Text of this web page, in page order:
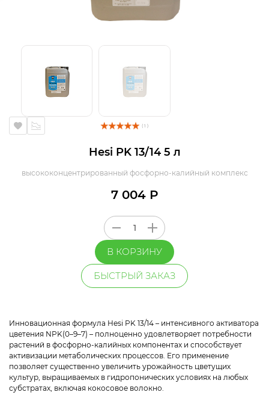
( 1 )
Hesi PK 13/14 5 л
высококонцентрированный фосфорно-калийный комплекс
7 004 Р
В КОРЗИНУ
БЫСТРЫЙ ЗАКАЗ
Инновационная формула Hesi PK 13/14 – интенсивного активатора
цветения NPK(0–9–7) – полноценно удовлетворяет потребности
растений в фосфорно-калийных компонентах и способствует
активизации метаболических процессов. Его применение
позволяет существенно увеличить урожайность цветущих
культур, выращиваемых в гидропонических условиях на любых
субстратах, включая кокосовое волокно.